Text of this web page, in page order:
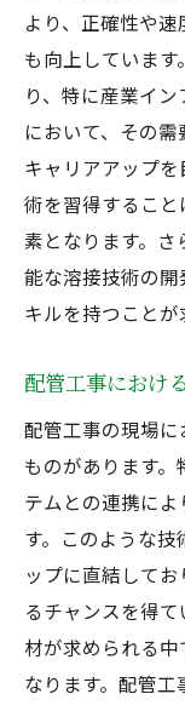
より、正確性や
も向上していま
り、特に産業イ
において、その
キャリアアップ
術を習得するこ
素となります。
能な溶接技術の
キルを持つことが
配管工事におけ
配管工事の現場
ものがあります
テムとの連携に
す。このような
ップに直結して
るチャンスを得
材が求められる
なります。配管